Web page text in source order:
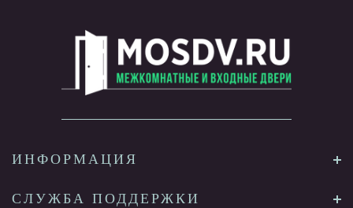
ИНФОРМАЦИЯ
СЛУЖБА ПОДДЕРЖКИ